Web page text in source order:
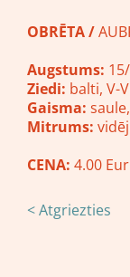
OBRĒTA /
Augstums:
Ziedi: balti, V-
Gaisma:
Mitrums:
CENA: 4.00
< Atgriezties